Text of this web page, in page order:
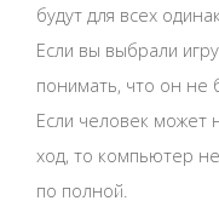
будут для всех
Если вы выбрали
понимать, что он не
Если человек может
ход, то компьютер
по полной.